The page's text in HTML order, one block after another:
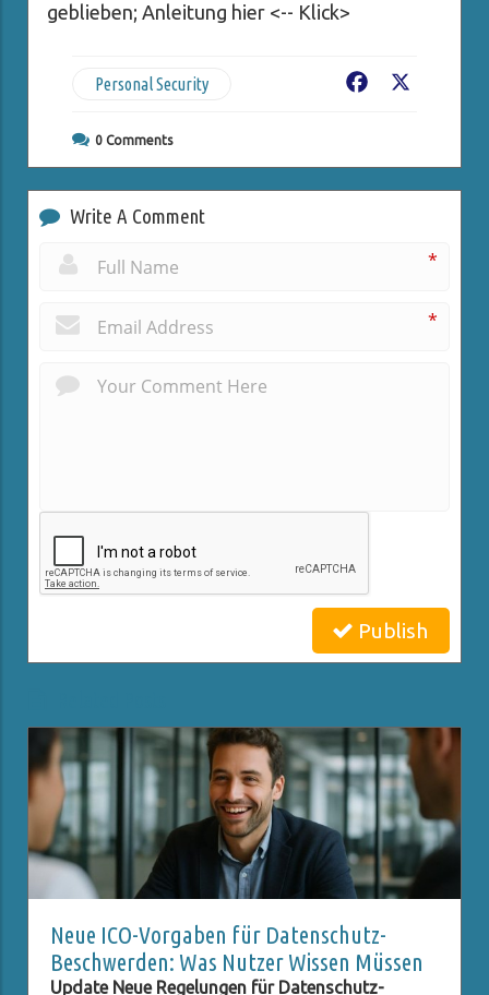
geblieben; Anleitung hier <-- Klick>
Personal Security Facebook
0 Comments
Write A Comment
*
*
Publish
Neue ICO-Vorgaben für Datenschutz-
Beschwerden: Was Nutzer Wissen Müssen
Update Neue Regelungen für Datenschutz-